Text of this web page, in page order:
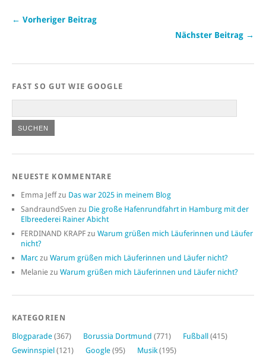
← Vorheriger Beitrag
Nächster Beitrag →
FAST SO GUT WIE GOOGLE
NEUESTE KOMMENTARE
Emma Jeffzu Das war 2025 in meinem Blog
SandraundSven zu Die große Hafenrundfahrt in Hamburg mit der
Elbreederei Rainer Abicht
FERDINAND KRAPF zu Warum grüßen mich Läuferinnen und Läufer
nicht?
Marc zu Warum grüßen mich Läuferinnen und Läufer nicht?
Melanie zu Warum grüßen mich Läuferinnen und Läufer nicht?
KATEGORIEN
Blogparade (367) Borussia Dortmund (771) Fußball (415)
Gewinnspiel (121) Google (95) Musik (195)